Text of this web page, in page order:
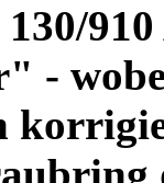
-